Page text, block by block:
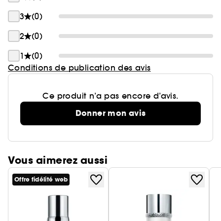
3. STRUCTURE DE LA PEAU
caviar, stimule l'énergie cellulaire pour améliorer
la production de fibres de collagène et
d'élastine. En conséquence, la réflexion de la
lumière dans la peau est augmentée et une peau
3
(0)
2
(0)
1
(0)
Conditions de publication des avis
Ce produit n’a pas encore d’avis.
Donner mon avis
Vous aimerez aussi
Offre fidélité web